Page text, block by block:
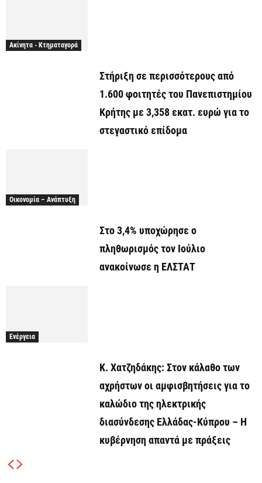
Ακίνητα - Κτηματαγορά
Στήριξη σε περισσότερους από
1.600 φοιτητές του Πανεπιστημίου
Κρήτης με 3,358 εκατ. ευρώ για το
στεγαστικό επίδομα
Οικονομία – Ανάπτυξη
Στο 3,4% υποχώρησε ο
πληθωρισμός τον Ιούλιο
ανακοίνωσε η ΕΛΣΤΑΤ
Ενέργεια
Κ. Χατζηδάκης: Στον κάλαθο των
αχρήστων οι αμφισβητήσεις για το
καλώδιο της ηλεκτρικής
διασύνδεσης Ελλάδας-Κύπρου – Η
κυβέρνηση απαντά με πράξεις